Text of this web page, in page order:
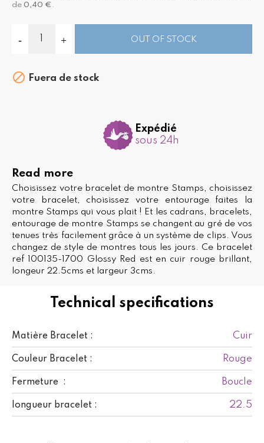
Technical specifications
Matière Bracelet : Cuir
Couleur Bracelet : Rouge
Fermeture : Boucle
longueur bracelet : 22.5
de 0,40 € .
OUT OF STOCK
 Fuera de stock
Expédié
sous 24h
Read more
Choisissez votre bracelet de montre Stamps, choisissez
votre bracelet, choisissez votre entourage faites la
montre Stamps qui vous plait ! Et les cadrans, bracelets,
entourage de montre Stamps se changent au gré de vos
tenues très facilement grâce à un système de clips. Vous
changez de style de montres tous les jours. Ce bracelet
ref 100135-1700 Glossy Red est en cuir rouge brillant,
longeur 22.5cms et largeur 3cms.